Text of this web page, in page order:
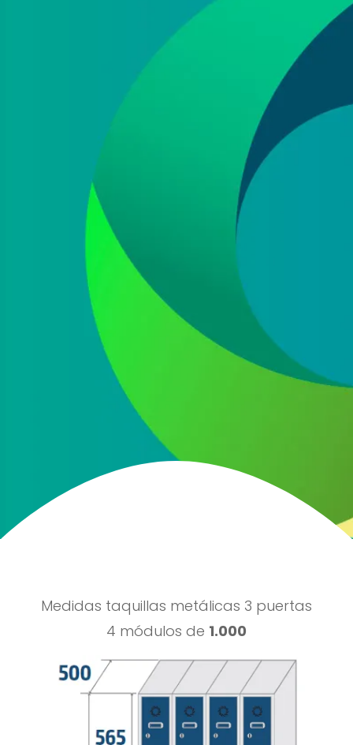
He leído y acepto la
política de protección de
Acepto recibir información comercial sobre las ofertas
y promociones de nuestra empresa (NET QUINTOS, S.L.)
relacionadas con nuestro sector en base a nuestra
política de protección de datos
Medidas taquillas metálicas 3 puertas
4 módulos de 1.000